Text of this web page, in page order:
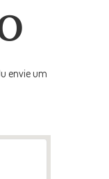
envie um